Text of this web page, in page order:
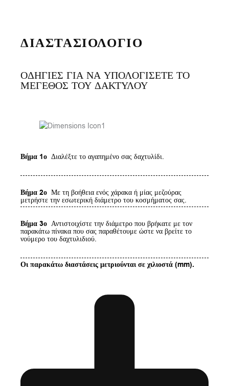
ΔΙΑΣΤΑΣΙΟΛΟΓΙΟ
ΟΔΗΓΙΕΣ ΓΙΑ ΝΑ ΥΠΟΛΟΓΙΣΕΤΕ ΤΟ
ΜΕΓΕΘΟΣ ΤΟΥ ΔΑΚΤΥΛΟΥ
Βήμα 1ο Διαλέξτε το αγαπημένο σας δαχτυλίδι.
Βήμα 2ο Με τη βοήθεια ενός χάρακα ή μίας μεζούρας
μετρήστε την εσωτερική διάμετρο του κοσμήματος σας.
Βήμα 3ο Αντιστοιχίστε την διάμετρο που βρήκατε με τον
παρακάτω πίνακα που σας παραθέτουμε ώστε να βρείτε το
νούμερο του δαχτυλιδιού.
Οι παρακάτω διαστάσεις μετριούνται σε χιλιοστά (mm).